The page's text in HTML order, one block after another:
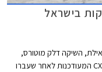
השיקה דלק מוטורס,
יבואנית מאזדה לישראל, את מאזדה 6 ומאזדה CX-3 המעודכנות לאחר שעברו